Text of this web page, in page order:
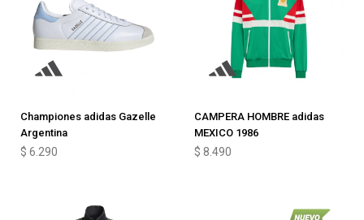
Championes adidas Gazelle
Argentina
$ 6.290
CAMPERA HOMBRE adidas
MEXICO 1986
$ 8.490